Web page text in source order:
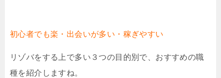
初心者でも楽・出会いが多い・稼ぎやすい
リゾバをする上で多い３つの目的別で、おすすめの職
種を紹介しますね。